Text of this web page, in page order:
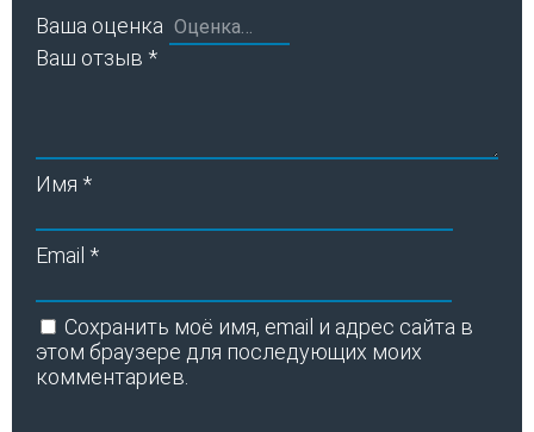
Ваша оценка
Ваш отзыв *
Имя *
Email *
Сохранить моё имя, email и адрес сайта в
этом браузере для последующих моих
комментариев.